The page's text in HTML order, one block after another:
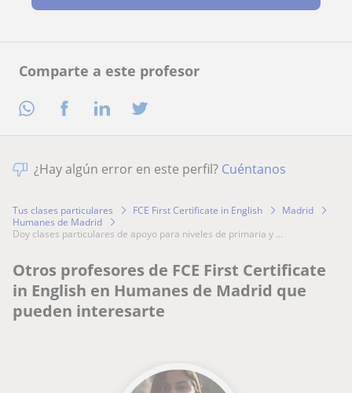
Comparte a este profesor
¿Hay algún error en este perfil? Cuéntanos
Tus clases particulares FCE First Certificate in English
Madrid
Humanes de Madrid
doy clases particulares de apoyo para niveles de primaria y ...
Otros profesores de FCE First Certificate
in English en Humanes de Madrid que
pueden interesarte